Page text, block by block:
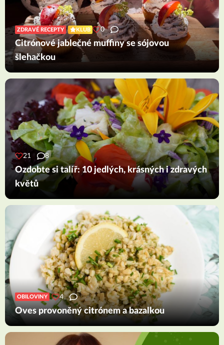
ZDRAVÉ RECEPTY KLUB 0
Citrónové jablečné muffiny se sójovou
šlehačkou
21 8
Ozdobte si talíř: 10 jedlých, krásných i zdravých
květů
OBILOVINY 4
Oves provoněný citrónem a bazalkou